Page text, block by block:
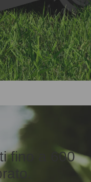
fino a 600